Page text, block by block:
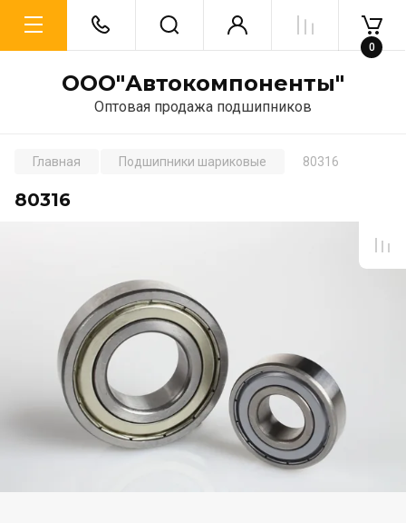
ООО"Автокомпоненты"
Оптовая продажа подшипников
0
Главная Подшипники шариковые 80316
80316